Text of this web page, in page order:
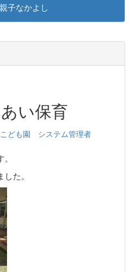
子なかよし
い保育
ども園 システム管理者
た。